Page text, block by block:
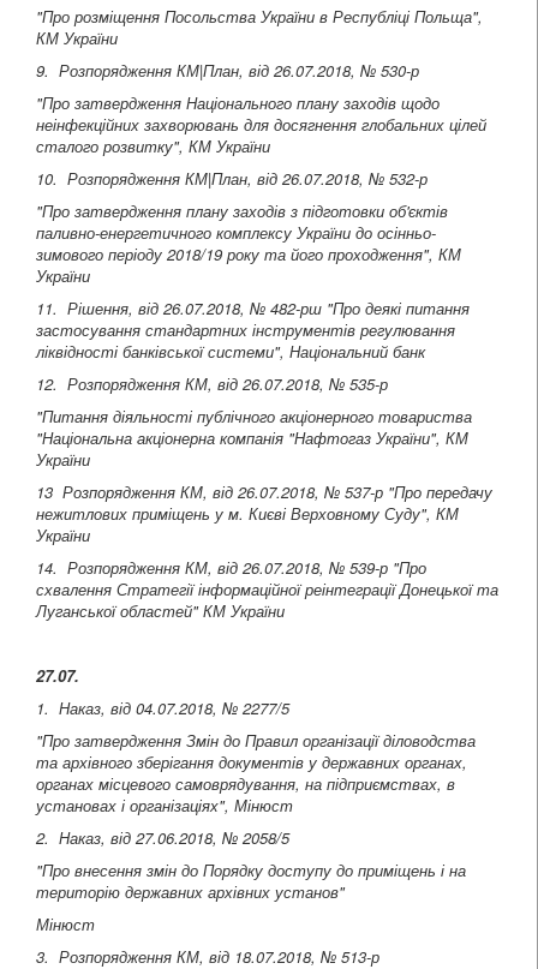
"Про розміщення Посольства України в Республіці Польща",
КМ України
9. Розпорядження КМ|План, від 26.07.2018, № 530-р
"Про затвердження Національного плану заходів щодо
неінфекційних захворювань для досягнення глобальних цілей
сталого розвитку", КМ України
10. Розпорядження КМ|План, від 26.07.2018, № 532-р
"Про затвердження плану заходів з підготовки об'єктів
паливно-енергетичного комплексу України до осінньо-
зимового періоду 2018/19 року та його проходження", КМ
України
11. Рішення, від 26.07.2018, № 482-рш "Про деякі питання
застосування стандартних інструментів регулювання
ліквідності банківської системи", Національний банк
12. Розпорядження КМ, від 26.07.2018, № 535-р
"Питання діяльності публічного акціонерного товариства
"Національна акціонерна компанія "Нафтогаз України", КМ
України
13 Розпорядження КМ, від 26.07.2018, № 537-р "Про передачу
нежитлових приміщень у м. Києві Верховному Суду", КМ
України
14. Розпорядження КМ, від 26.07.2018, № 539-р "Про
схвалення Стратегії інформаційної реінтеграції Донецької та
Луганської областей" КМ України
27.07.
1. Наказ, від 04.07.2018, № 2277/5
"Про затвердження Змін до Правил організації діловодства
та архівного зберігання документів у державних органах,
органах місцевого самоврядування, на підприємствах, в
установах і організаціях", Мінюст
2. Наказ, від 27.06.2018, № 2058/5
"Про внесення змін до Порядку доступу до приміщень і на
територію державних архівних установ"
Мінюст
3. Розпорядження КМ, від 18.07.2018, № 513-р